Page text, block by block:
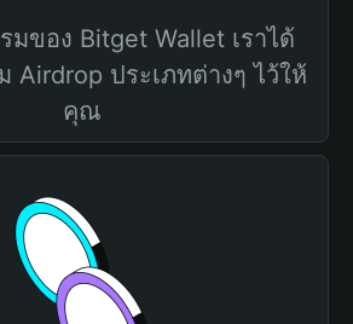
มของ Bitget Wallet เราได้
Airdrop ประเภทต่างๆ ไว้ให้
คุณ